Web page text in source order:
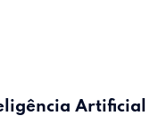
Artificial